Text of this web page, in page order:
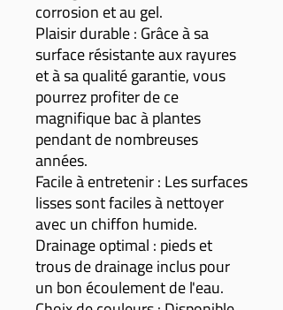
corrosion et au gel.
Plaisir durable : Grâce à sa
surface résistante aux rayures
et à sa qualité garantie, vous
pourrez profiter de ce
magnifique bac à plantes
pendant de nombreuses
années.
Facile à entretenir : Les surfaces
lisses sont faciles à nettoyer
avec un chiffon humide.
Drainage optimal : pieds et
trous de drainage inclus pour
un bon écoulement de l'eau.